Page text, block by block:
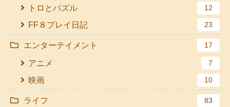
トロとパズル 12
FF８プレイ日記 23
エンターテイメント 17
アニメ 7
映画 10
ライフ 83